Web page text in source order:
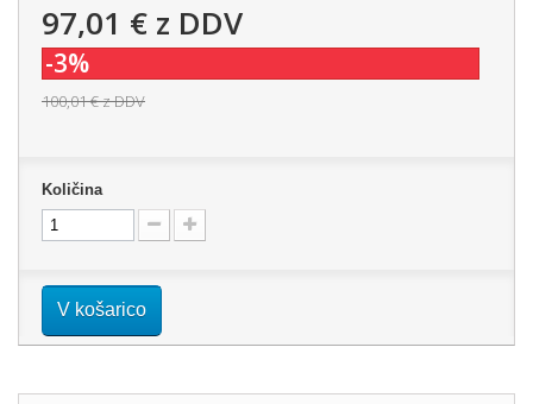
97,01 € z DDV
-3%
100,01 €z DDV
Količina
V košarico